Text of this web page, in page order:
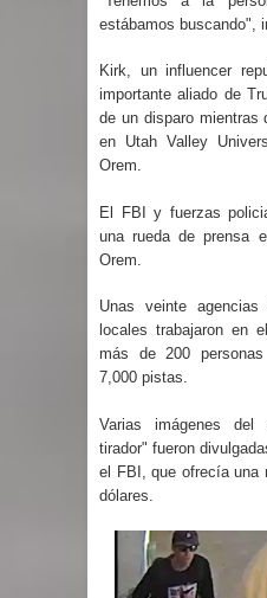
gran parte
Miles de
frontera en
TC declara
vigente
Congreso
Presidente
supervisa
Un lunes
estábamos buscando",
Kirk, un influencer
importante aliado de
de un disparo mientras
en Utah Valley
Orem.
El FBI y fuerzas
una rueda de prensa
Orem.
Unas veinte
locales trabajaron en
más de 200
7,000 pistas.
Varias imágenes del
tirador" fueron
el FBI, que ofrecía una
dólares.